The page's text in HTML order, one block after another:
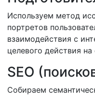
Используем метод
портретов
взаимодействия с
целевого действия на
SEO
Собираем